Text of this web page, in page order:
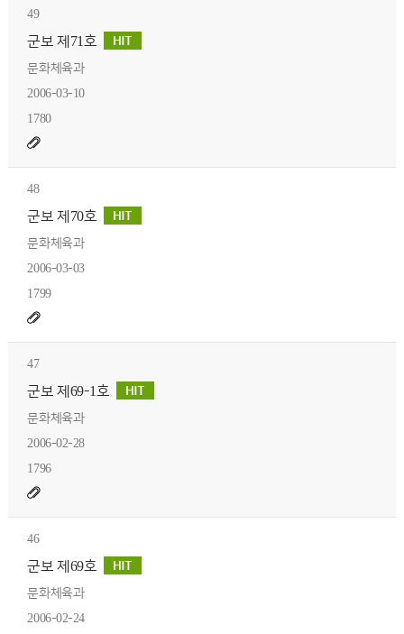
49
군보 제71호
문화체육과
2006-03-10
1780
48
군보 제70호
문화체육과
2006-03-03
1799
47
군보 제69-1호
문화체육과
2006-02-28
1796
46
군보 제69호
문화체육과
2006-02-24